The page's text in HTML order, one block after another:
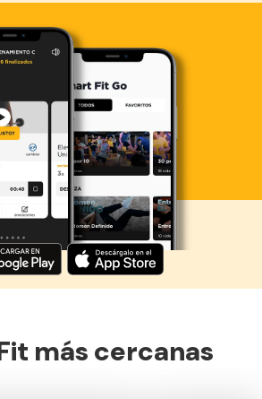
ahora lo Smart Fit App
más cercanas